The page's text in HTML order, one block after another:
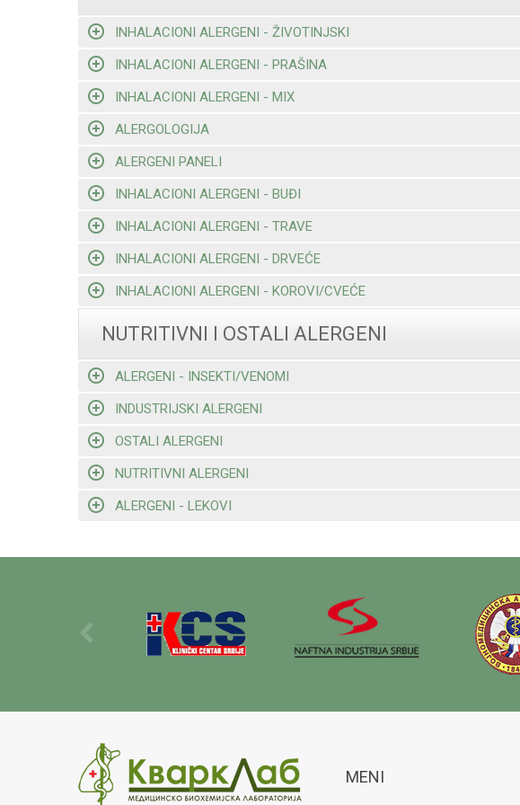
INHALACIONI ALERGENI - ŽIVOTINJSKI
INHALACIONI ALERGENI - PRAŠINA
INHALACIONI ALERGENI - MIX
ALERGOLOGIJA
ALERGENI PANELI
INHALACIONI ALERGENI - BUĐI
INHALACIONI ALERGENI - TRAVE
INHALACIONI ALERGENI - DRVEĆE
INHALACIONI ALERGENI - KOROVI/CVEĆE
NUTRITIVNI I OSTALI ALERGENI
ALERGENI - INSEKTI/VENOMI
INDUSTRIJSKI ALERGENI
OSTALI ALERGENI
NUTRITIVNI ALERGENI
ALERGENI - LEKOVI
MENI